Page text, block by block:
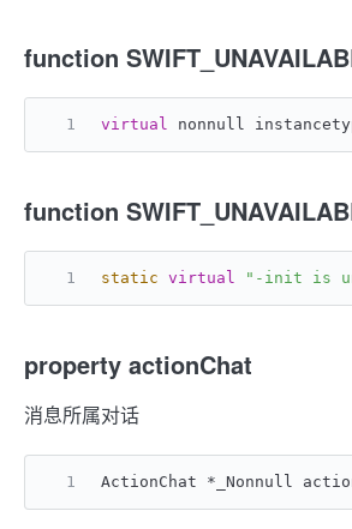
function
virtual nonnull
function
static virtual "-init is
property actionChat
消息所属对话
ActionChat *_Nonnull